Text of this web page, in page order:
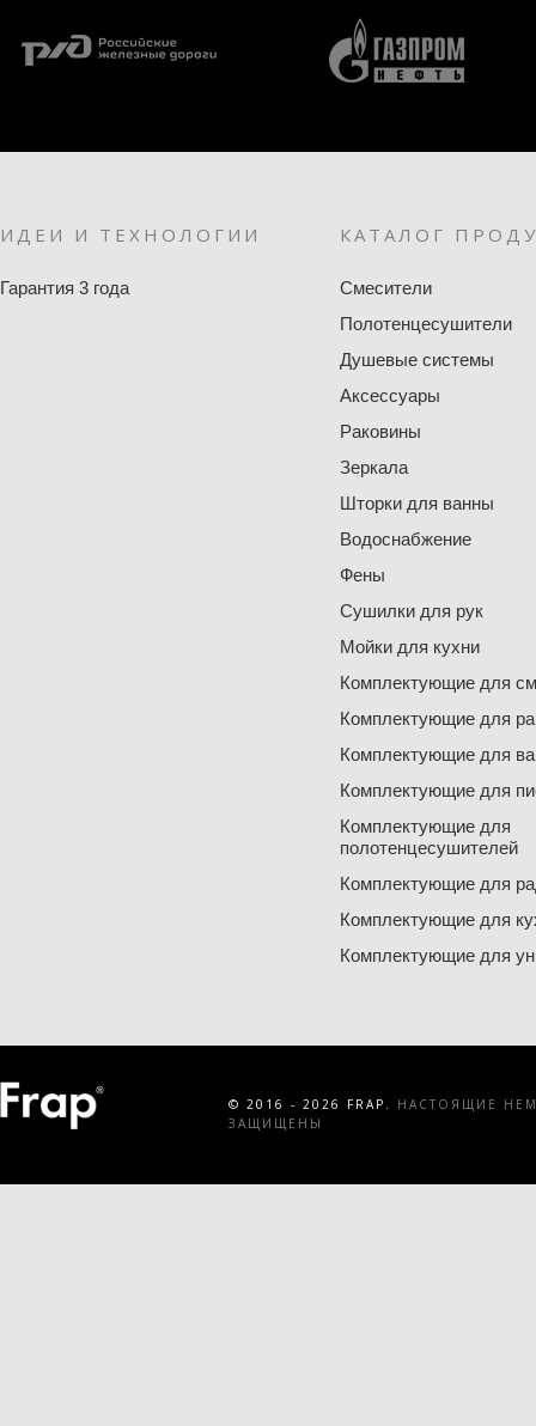
ИДЕИ И ТЕХНОЛОГИИ
Гарантия 3 года
КАТАЛОГ
Смесители
Полотенцесушители
Душевые системы
Аксессуары
Раковины
Зеркала
Шторки для ванны
Водоснабжение
Фены
Сушилки для рук
Мойки для кухни
Комплектующие для
Комплектующие для
Комплектующие для
Комплектующие для
Комплектующие для
полотенцесушителей
Комплектующие для
Комплектующие для
Комплектующие для
© 2016 - 2026 FRAP.
НАСТОЯЩИЕ
ЗАЩИЩЕНЫ